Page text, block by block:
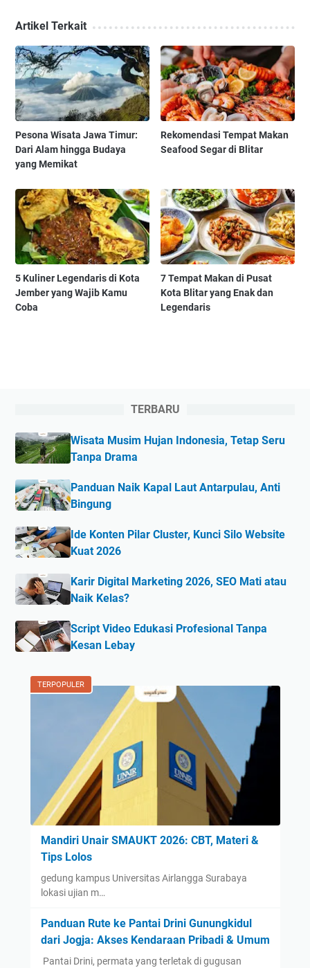
Artikel Terkait
Pesona Wisata Jawa Timur:
Dari Alam hingga Budaya
yang Memikat
Rekomendasi Tempat Makan
Seafood Segar di Blitar
5 Kuliner Legendaris di Kota
Jember yang Wajib Kamu
Coba
7 Tempat Makan di Pusat
Kota Blitar yang Enak dan
Legendaris
TERBARU
Wisata Musim Hujan Indonesia, Tetap Seru
Tanpa Drama
Panduan Naik Kapal Laut Antarpulau, Anti
Bingung
Ide Konten Pilar Cluster, Kunci Silo Website
Kuat 2026
Karir Digital Marketing 2026, SEO Mati atau
Naik Kelas?
Script Video Edukasi Profesional Tanpa
Kesan Lebay
TERPOPULER
Mandiri Unair SMAUKT 2026: CBT, Materi &
Tips Lolos
gedung kampus Universitas Airlangga Surabaya
lokasi ujian m…
Panduan Rute ke Pantai Drini Gunungkidul
dari Jogja: Akses Kendaraan Pribadi & Umum
​ Pantai Drini, permata yang terletak di gugusan